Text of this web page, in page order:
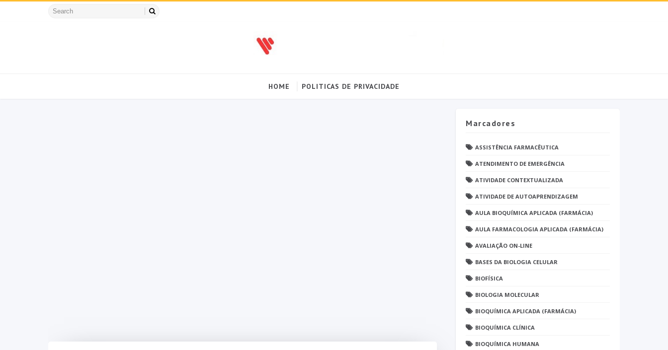
HOME POLITICAS DE PRIVACIDADE
Marcadores
ASSISTÊNCIA FARMACÊUTICA
ATENDIMENTO DE EMERGÊNCIA
ATIVIDADE CONTEXTUALIZADA
ATIVIDADE DE AUTOAPRENDIZAGEM
AULA BIOQUÍMICA APLICADA (FARMÁCIA)
AULA FARMACOLOGIA APLICADA (FARMÁCIA)
AVALIAÇÃO ON-LINE
BASES DA BIOLOGIA CELULAR
BIOFÍSICA
BIOLOGIA MOLECULAR
BIOQUÍMICA APLICADA (FARMÁCIA)
BIOQUÍMICA CLÍNICA
BIOQUÍMICA HUMANA